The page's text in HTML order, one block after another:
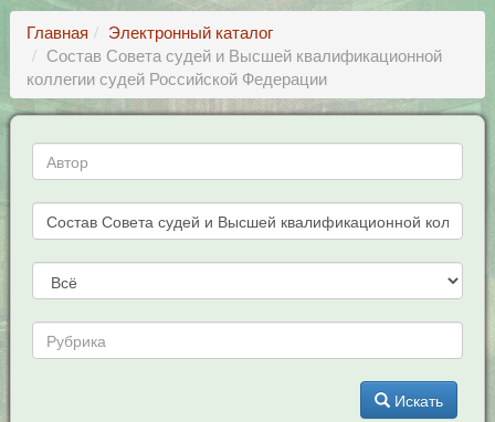
Главная
Электронный каталог
Состав Совета судей и Высшей квалификационной
коллегии судей Российской Федерации
Искать